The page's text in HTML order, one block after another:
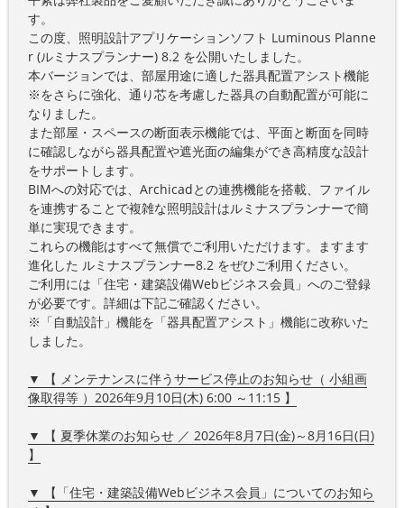
す。
この度、照明設計アプリケーションソフト Luminous Planne
r (ルミナスプランナー) 8.2 を公開いたしました。
本バージョンでは、部屋用途に適した器具配置アシスト機能
※をさらに強化、通り芯を考慮した器具の自動配置が可能に
なりました。
また部屋・スペースの断面表示機能では、平面と断面を同時
に確認しながら器具配置や遮光面の編集ができ高精度な設計
をサポートします。
BIMへの対応では、Archicadとの連携機能を搭載、ファイル
を連携することで複雑な照明設計はルミナスプランナーで簡
単に実現できます。
これらの機能はすべて無償でご利用いただけます。ますます
進化した ルミナスプランナー8.2 をぜひご利用ください。
ご利用には「住宅・建築設備Webビジネス会員」へのご登録
が必要です。詳細は下記ご確認ください。
※「自動設計」機能を「器具配置アシスト」機能に改称いた
しました。
▼ 【 メンテナンスに伴うサービス停止のお知らせ（ 小組画
像取得等 ）2026年9月10日(木) 6:00 ～11:15 】
▼ 【 夏季休業のお知らせ ／ 2026年8月7日(金)～8月16日(日)
】
▼ 【「住宅・建築設備Webビジネス会員」についてのお知ら